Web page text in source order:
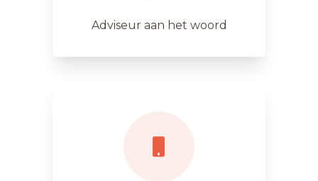
Adviseur aan het woord